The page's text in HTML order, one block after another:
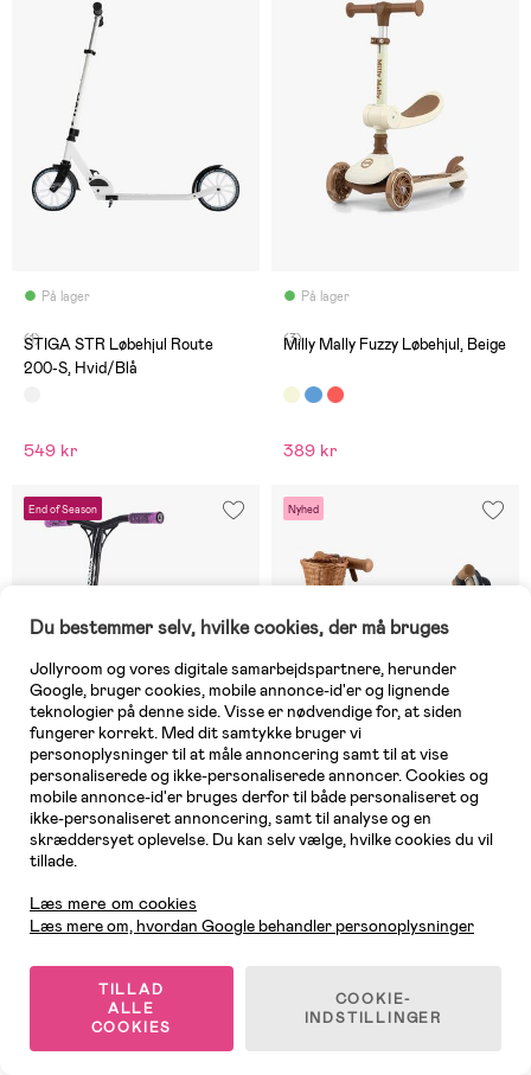
På lager
(1)
STIGA STR Løbehjul Route
200-S, Hvid/Blå
549 kr
På lager
(3)
Milly Mally Fuzzy Løbehjul, Beige
389 kr
End of Season
På lager
Sort/Neokrom
Nyhed
8 TILBAGE
Løbehjul, Beige
559 kr
End of Season
Du bestemmer selv, hvilke cookies, der må bruges
Jollyroom og vores digitale samarbejdspartnere, herunder
Google, bruger cookies, mobile annonce-id'er og lignende
teknologier på denne side. Visse er nødvendige for, at siden
fungerer korrekt. Med dit samtykke bruger vi
personoplysninger til at måle annoncering samt til at vise
personaliserede og ikke-personaliserede annoncer. Cookies og
mobile annonce-id'er bruges derfor til både personaliseret og
ikke-personaliseret annoncering, samt til analyse og en
skræddersyet oplevelse. Du kan selv vælge, hvilke cookies du vil
tillade.
Læs mere om cookies
Læs mere om, hvordan Google behandler personoplysninger
TILLAD
ALLE
COOKIES
COOKIE-
INDSTILLINGER